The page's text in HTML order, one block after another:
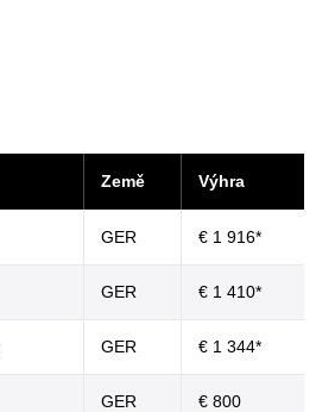
Země Výhra
GER € 1 916*
GER € 1 410*
GER € 1 344*
GER € 800